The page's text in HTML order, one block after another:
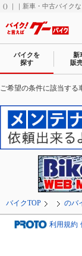
() ｜｜新車・中古バイク
バイクを
探す
新
販
ご希望の条件に該当する
バイクTOP のバ
利用規約